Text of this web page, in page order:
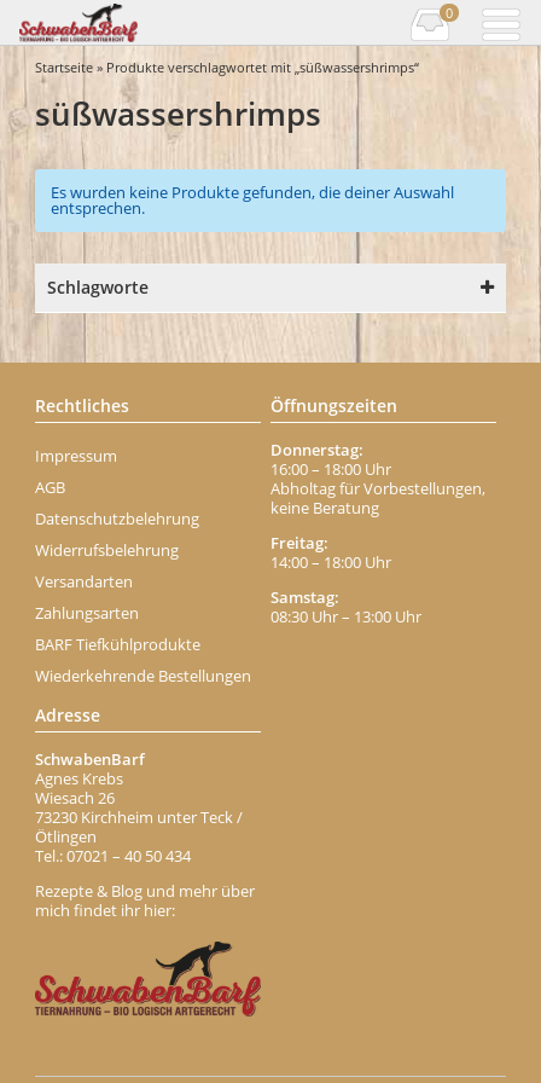
0
Startseite » Produkte verschlagwortet mit „süßwassershrimps“
süßwassershrimps
Es wurden keine Produkte gefunden, die deiner Auswahl
entsprechen.
Schlagworte
Rechtliches
Impressum
AGB
Datenschutzbelehrung
Widerrufsbelehrung
Versandarten
Zahlungsarten
BARF Tiefkühlprodukte
Wiederkehrende Bestellungen
Öffnungszeiten
Donnerstag:
16:00 – 18:00 Uhr
Abholtag für Vorbestellungen,
keine Beratung
Freitag:
14:00 – 18:00 Uhr
Samstag:
08:30 Uhr – 13:00 Uhr
Adresse
SchwabenBarf
Agnes Krebs
Wiesach 26
73230 Kirchheim unter Teck /
Ötlingen
Tel.: 07021 – 40 50 434
Rezepte & Blog und mehr über
mich findet ihr hier: